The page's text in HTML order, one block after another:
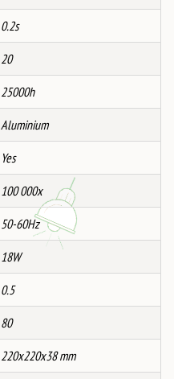
0.2s
20
25000h
Aluminium
Yes
100 000x
50-60Hz
18W
0.5
80
220x220x38 mm